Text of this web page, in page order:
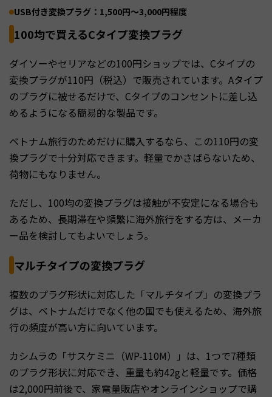
USB付き変換プラグ：1,500円〜3,000円程度
100均で買えるCタイプ変換プラグ
ダイソーやセリアなどの100円ショップでは、Cタイプの
変換プラグが110円（税込）で販売されています。Aタイプ
のプラグに被せるだけで、Cタイプのコンセントに差し込
めるようになる簡易的な製品です。
ベトナム旅行のためだけに購入するなら、この110円の変
換プラグで十分対応できます。軽量でかさばらないため、
荷物にもなりません。
ただし、100均の変換プラグは接触が不安定になる場合も
あるため、長期滞在や頻繁に海外旅行をする方は、メーカ
ー品を検討してもよいでしょう。
マルチタイプの変換プラグ
複数のプラグ形状に対応した「マルチタイプ」の変換プラ
グは、ベトナムだけでなく他の国でも使えるため、海外旅
行の頻度が高い方に向いています。
カシムラの「サスケミニ（WP-110M）」は、1つで7種類
のプラグ形状に対応でき、重量も約42gと軽量です。価格
は2,000円前後で、家電量販店やオンラインショップで購